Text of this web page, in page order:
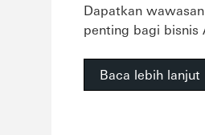
Dapatkan
penting bagi bisnis
Baca lebih lanjut